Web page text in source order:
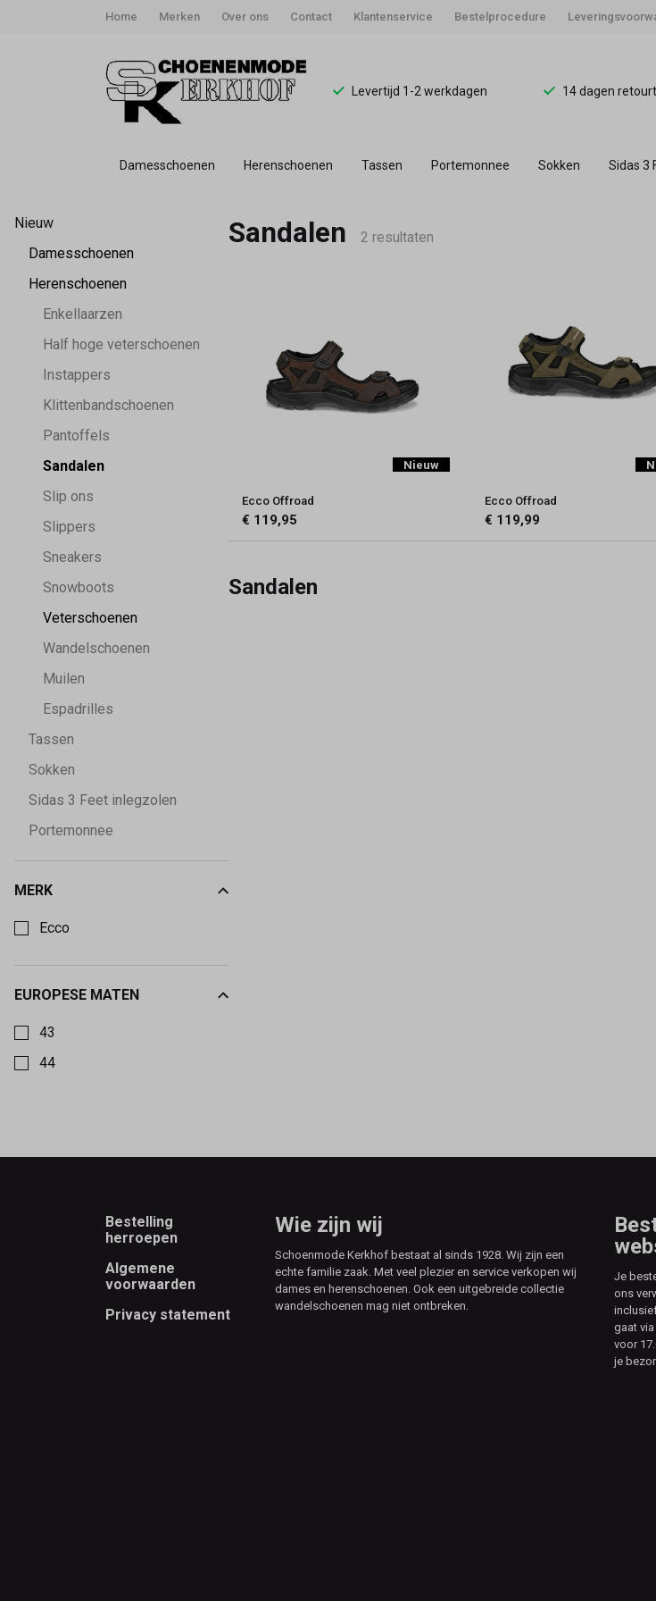
Home Merken Over ons Contact Klantenservice Bestelprocedure
Levertijd 1-2 werkdagen 14 dagen
Damesschoenen Herenschoenen Tassen Portemonnee Sokken Sidas 3
Sandalen
Schoenmode
Kerkhof
Nieuw
Damesschoenen
Herenschoenen
Enkellaarzen
Half hoge veterschoenen
Instappers
Klittenbandschoenen
Pantoffels
Sandalen
Slip ons
Slippers
Sneakers
Snowboots
Veterschoenen
Wandelschoenen
Muilen
Espadrilles
Tassen
Sokken
Sidas 3 Feet inlegzolen
Portemonnee
MERK
Ecco
EUROPESE MATEN
43
44
Sandalen 2 resultaten
Nieuw
Ecco Offroad
€ 119,95
Ecco Offroad
€ 119,99
Sandalen
Footer
Bestelling
herroepen
Algemene
voorwaarden
Privacy statement
Wie zijn wij
Schoenmode Kerkhof bestaat al sinds 1928. Wij zijn een
echte familie zaak. Met veel plezier en service verkopen wij
dames en herenschoenen. Ook een uitgebreide collectie
wandelschoenen mag niet ontbreken.
Je
ons
gaat
voor
je